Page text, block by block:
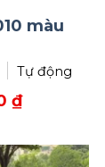
màu
Tự động
₫